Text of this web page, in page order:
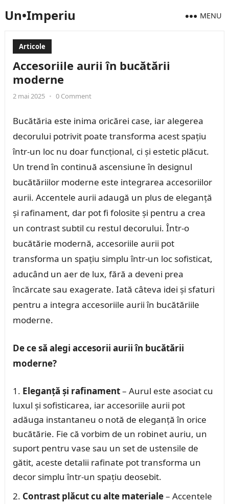
Un•Imperiu MENU
Articole
Accesoriile aurii în bucătării
moderne
2 mai 2025 • 0 Comment
Bucătăria este inima oricărei case, iar alegerea
decorului potrivit poate transforma acest spațiu
într-un loc nu doar funcțional, ci și estetic plăcut.
Un trend în continuă ascensiune în designul
bucătăriilor moderne este integrarea accesoriilor
aurii. Accentele aurii adaugă un plus de eleganță
și rafinament, dar pot fi folosite și pentru a crea
un contrast subtil cu restul decorului. Într-o
bucătărie modernă, accesoriile aurii pot
transforma un spațiu simplu într-un loc sofisticat,
aducând un aer de lux, fără a deveni prea
încărcate sau exagerate. Iată câteva idei și sfaturi
pentru a integra accesoriile aurii în bucătăriile
moderne.
De ce să alegi accesorii aurii în bucătării
moderne?
Eleganță și rafinament– Aurul este asociat cu
luxul și sofisticarea, iar accesoriile aurii pot
adăuga instantaneu o notă de eleganță în orice
bucătărie. Fie că vorbim de un robinet auriu, un
suport pentru vase sau un set de ustensile de
gătit, aceste detalii rafinate pot transforma un
decor simplu într-un spațiu deosebit.
Contrast plăcut cu alte materiale– Accentele